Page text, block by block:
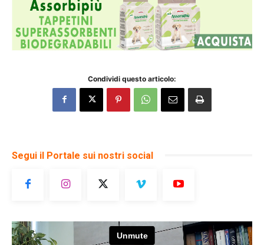
Condividi questo articolo:
Segui il Portale sui nostri social